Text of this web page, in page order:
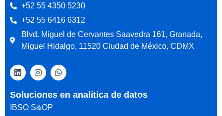
+52 55 4350 5230
+52 55 6416 6312
Blvd. Miguel de Cervantes Saavedra 161, Granada,
Miguel Hidalgo, 11520 Ciudad de México, CDMX
Soluciones en analítica de datos
IBSO S&OP